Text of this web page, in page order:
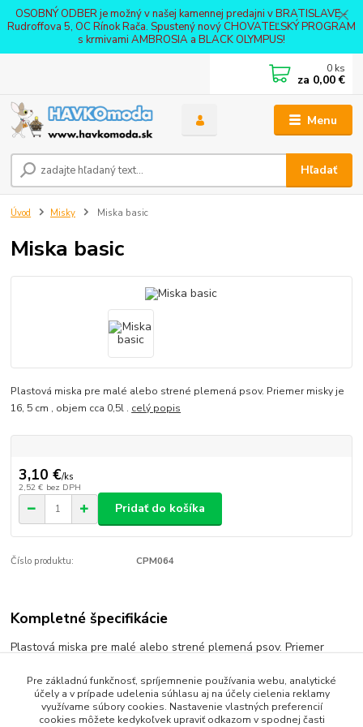
OSOBNÝ ODBER je možný v našej kamennej predajni v BRATISLAVE -
Rudroffova 5, OC Rínok Rača. Spustený nový CHOVATEĽSKÝ PROGRAM
s krmivami AMBROSIA a BLACK OLYMPUS!
Menu
Hľadať
0 ks
za 0,00 €
Úvod Misky Miska basic
Miska basic
Plastová miska pre malé alebo strené plemená psov. Priemer misky je
16, 5 cm , objem cca 0,5l . celý popis
3,10 €/ks
2,52 € bez DPH
Pridať do košíka
Číslo produktu: CPM064
Kompletné špecifikácie
Plastová miska pre malé alebo strené plemená psov. Priemer
Pre základnú funkčnosť, spríjemnenie používania webu, analytické
účely a v prípade udelenia súhlasu aj na účely cielenia reklamy
využívame súbory cookies. Nastavenie vlastných preferencií
cookies môžete kedykoľvek upraviť odkazom v spodnej časti